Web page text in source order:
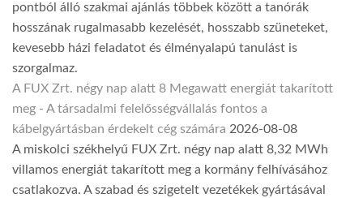
pontból álló szakmai ajánlás többek között a tanórák
hosszának rugalmasabb kezelését, hosszabb szüneteket,
kevesebb házi feladatot és élményalapú tanulást is
szorgalmaz.
A FUX Zrt. négy nap alatt 8 Megawatt energiát takarított
meg - A társadalmi felelősségvállalás fontos a
kábelgyártásban érdekelt cég számára 2026-08-08
A miskolci székhelyű FUX Zrt. négy nap alatt 8,32 MWh
villamos energiát takarított meg a kormány felhívásához
csatlakozva. A szabad és szigetelt vezetékek gyártásával